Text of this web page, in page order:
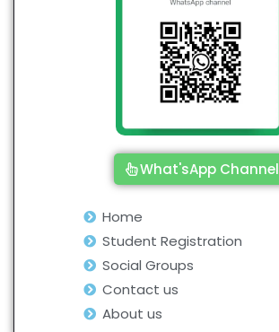
What'sApp Channel
Home
Student Registration
Social Groups
Contact us
About us